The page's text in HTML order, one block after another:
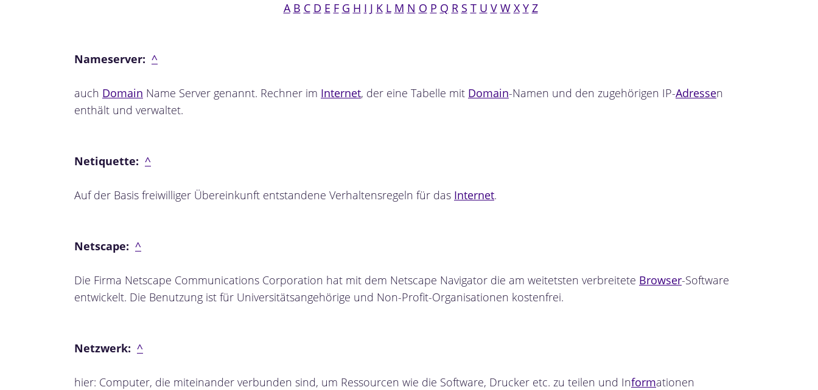
A B C D E F G H I J K L M N O P Q R S T U V W X Y Z
Nameserver: ^
auch Domain Name Server genannt. Rechner im Internet, der eine Tabelle mit Domain-Namen und den zugehörigen IP-Adressen
enthält und verwaltet.
Netiquette: ^
Auf der Basis freiwilliger Übereinkunft entstandene Verhaltensregeln für das Internet.
Netscape: ^
Die Firma Netscape Communications Corporation hat mit dem Netscape Navigator die am weitetsten verbreitete Browser-Software
entwickelt. Die Benutzung ist für Universitätsangehörige und Non-Profit-Organisationen kostenfrei.
Netzwerk: ^
hier: Computer, die miteinander verbunden sind, um Ressourcen wie die Software, Drucker etc. zu teilen und Informationen